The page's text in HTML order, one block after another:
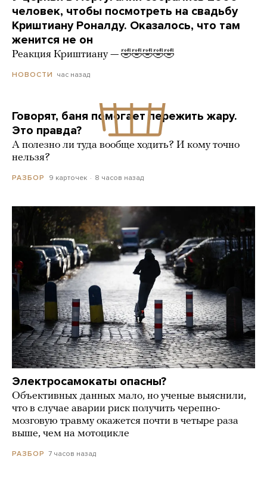
человек, чтобы посмотреть на свадьбу
Криштиану Роналду. Оказалось, что там
женится не он
Реакция Криштиану — 🤣🤣🤣🤣🤣
НОВОСТИ час назад
Говорят, баня помогает пережить жару.
Это правда?
А полезно ли туда вообще ходить? И кому точно
нельзя?
РАЗБОР 9 карточек 8 часов назад
Электросамокаты опасны?
Объективных данных мало, но ученые выяснили,
что в случае аварии риск получить черепно-
мозговую травму окажется почти в четыре раза
выше, чем на мотоцикле
РАЗБОР 7 часов назад